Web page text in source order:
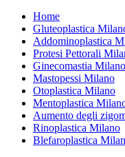
Home
Gluteoplastica
Addominoplastica
Protesi Pettorali
Ginecomastia Milano
Mastopessi Milano
Otoplastica Milano
Mentoplastica
Aumento degli
Rinoplastica Milano
Blefaroplastica